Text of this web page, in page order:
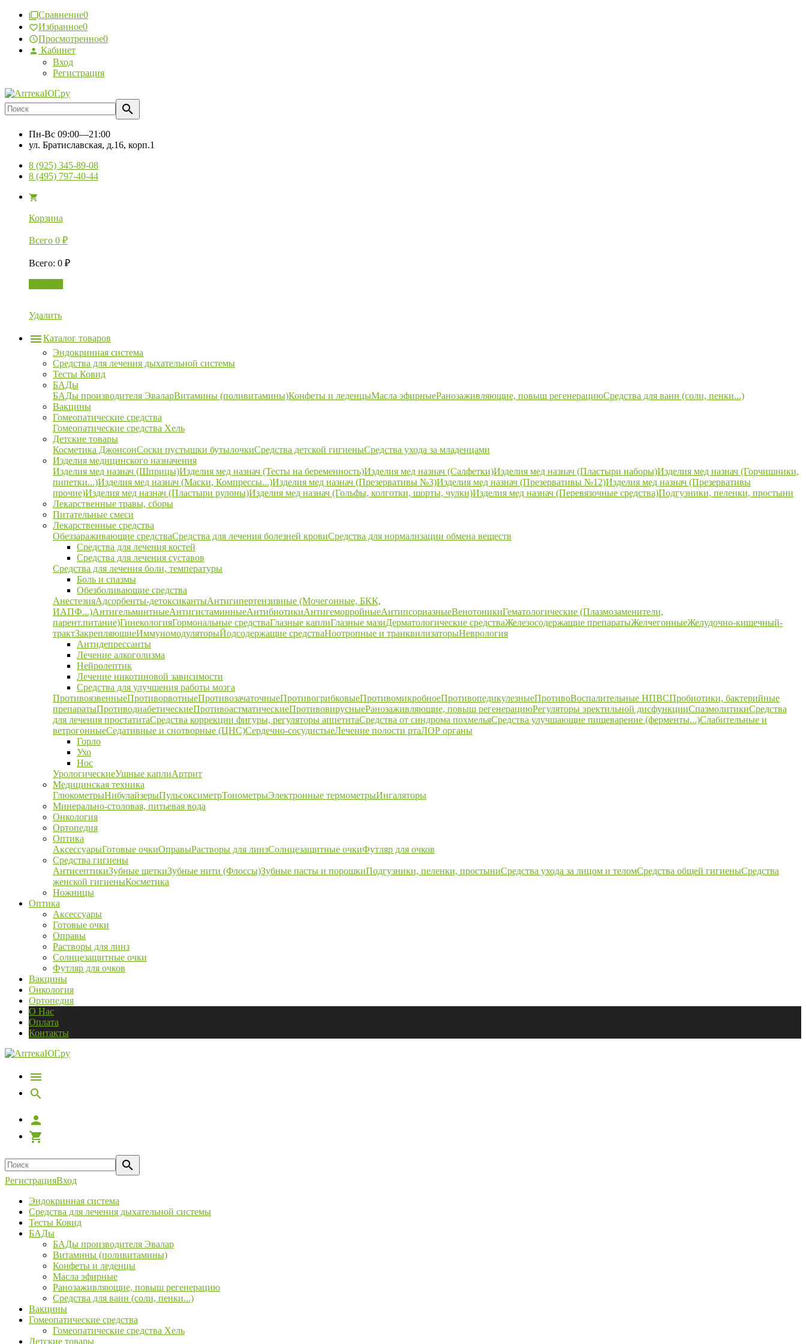
Сравнение0
Избранное0
Просмотренное0
Кабинет
Вход
Регистрация
Пн-Вс 09:00—21:00
ул. Братиславская, д.16, корп.1
8 (925) 345-89-08
8 (495) 797-40-44
Корзина
Всего 0 ₽
Всего: 0 ₽
Удалить
Каталог товаров
Эндокринная система
Средства для лечения дыхательной системы
Тесты Ковид
БАДы
БАДы производителя ЭваларВитамины (поливитамины)Конфеты и леденцыМасла эфирныеРанозаживляющие, повыш регенерациюСредства для ванн (соли, пенки...)
Вакцины
Гомеопатические средства
Гомеопатические средства Хель
Детские товары
Косметика ДжонсонСоски пустышки бутылочкиСредства детской гигиеныСредства ухода за младенцами
Изделия медицинского назначения
Изделия мед назнач (Шприцы)Изделия мед назнач (Тесты на беременность)Изделия мед назнач (Салфетки)Изделия мед назнач (Пластыри наборы)Изделия мед назнач (Горчишники,
пипетки...)Изделия мед назнач (Маски, Компрессы...)Изделия мед назнач (Презервативы №3)Изделия мед назнач (Презервативы №12)Изделия мед назнач (Презервативы
прочие)Изделия мед назнач (Пластыри рулоны)Изделия мед назнач (Гольфы, колготки, шорты, чулки)Изделия мед назнач (Перевязочные средства)Подгузники, пеленки, простыни
Лекарственные травы, сборы
Питательные смеси
Лекарственные средства
Обеззараживающие средстваСредства для лечения болезней кровиСредства для нормализации обмена веществ
Средства для лечения костей
Средства для лечения суставов
Средства для лечения боли, температуры
Боль и спазмы
Обезболивающие средства
АнестезияАдсорбенты-детоксикантыАнтигипертензивные (Мочегонные, БКК,
ИАПФ...)АнтигельминтныеАнтигистаминныеАнтибиотикиАнтигеморройныеАнтипсориазныеВенотоникиГематологические (Плазмозаменители,
парент.питание)ГинекологияГормональные средстваГлазные каплиГлазные мазиДерматологические средстваЖелезосодержащие препаратыЖелчегонныеЖелудочно-кишечный-
трактЗакрепляющиеИммуномодуляторыЙодсодержащие средстваНоотропные и транквилизаторыНеврология
Антидепрессанты
Лечение алкоголизма
Нейролептик
Лечение никотиновой зависимости
Средства для улучшения работы мозга
ПротивоязвенныеПротиворвотныеПротивозачаточныеПротивогрибковыеПротивомикробноеПротивопедикулезныеПротивоВоспалительные НПВСПробиотики, бактерийные
препаратыПротиводиабетическиеПротивоастматическиеПротивовирусныеРанозаживляющие, повыш регенерациюРегуляторы эректильной дисфункцииСпазмолитикиСредства
для лечения простатитаСредства коррекции фигуры, регуляторы аппетитаСредства от синдрома похмельяСредства улучшающие пищеварение (ферменты...)Слабительные и
ветрогонныеСедативные и снотворные (ЦНС)Сердечно-сосудистыеЛечение полости ртаЛОР органы
Горло
Ухо
Нос
УрологическиеУшные каплиАртрит
Медицинская техника
ГлюкометрыНибулайзерыПульсоксиметрТонометрыЭлектронные термометрыИнгаляторы
Минерально-столовая, питьевая вода
Онкология
Ортопедия
Оптика
АксессуарыГотовые очкиОправыРастворы для линзСолнцезащитные очкиФутляр для очков
Средства гигиены
АнтисептикиЗубные щеткиЗубные нити (Флоссы)Зубные пасты и порошкиПодгузники, пеленки, простыниСредства ухода за лицом и теломСредства общей гигиеныСредства
женской гигиеныКосметика
Ножницы
Оптика
Аксессуары
Готовые очки
Оправы
Растворы для линз
Солнцезащитные очки
Футляр для очков
Вакцины
Онкология
Ортопедия
О Нас
Оплата
Контакты
РегистрацияВход
Эндокринная система
Средства для лечения дыхательной системы
Тесты Ковид
БАДы
БАДы производителя Эвалар
Витамины (поливитамины)
Конфеты и леденцы
Масла эфирные
Ранозаживляющие, повыш регенерацию
Средства для ванн (соли, пенки...)
Вакцины
Гомеопатические средства
Гомеопатические средства Хель
Детские товары